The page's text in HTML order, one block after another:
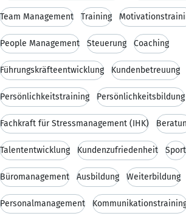
Team Management Training
People Management Steuerung Coaching
Führungskräfteentwicklung Kundenbetreuung
Persönlichkeitstraining Persönlichkeitsbildung
Fachkraft für Stressmanagement (IHK)
Talententwicklung Kundenzufriedenheit Sport
Büromanagement Ausbildung Weiterbildung
Personalmanagement